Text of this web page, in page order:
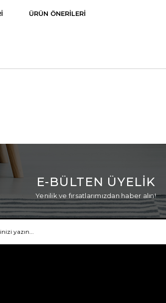
ÜRÜN ÖNERILERI
E-BÜLTEN ÜYELİK
Yenilik ve fırsatlarımızdan haber alın!